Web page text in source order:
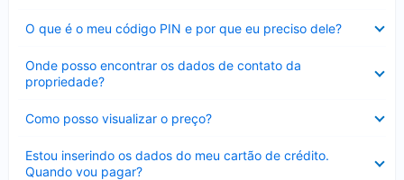
O que é o meu código PIN e por que eu preciso dele?
Onde posso encontrar os dados de contato da
propriedade?
Como posso visualizar o preço?
Estou inserindo os dados do meu cartão de crédito.
Quando vou pagar?